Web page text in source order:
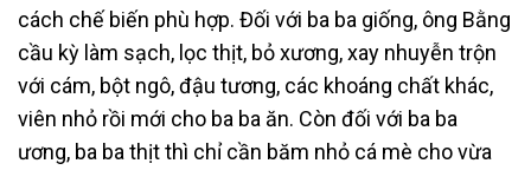
cách chế biến phù hợp. Đối với ba ba giống, ông Bằng
cầu kỳ làm sạch, lọc thịt, bỏ xương, xay nhuyễn trộn
với cám, bột ngô, đậu tương, các khoáng chất khác,
viên nhỏ rồi mới cho ba ba ăn. Còn đối với ba ba
ương, ba ba thịt thì chỉ cần băm nhỏ cá mè cho vừa